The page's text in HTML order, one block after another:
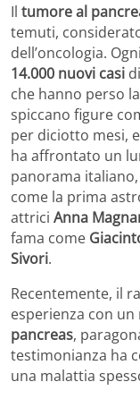
Il tumore al
temuti,
dell’oncologia.
14.000 nuovi casi
che hanno perso
spiccano figure
per diciotto mesi, e
ha affrontato un
panorama
come la prima
attrici Anna
fama come
Sivori.
Recentemente, il
esperienza con un
pancreas,
testimonianza ha
una malattia